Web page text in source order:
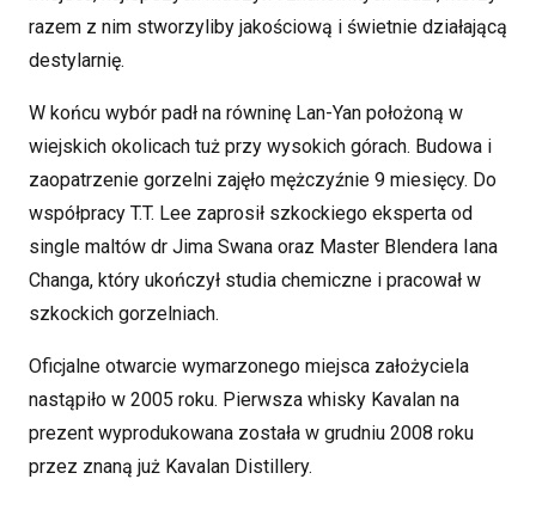
razem z nim stworzyliby jakościową i świetnie działającą
destylarnię.
W końcu wybór padł na równinę Lan-Yan położoną w
wiejskich okolicach tuż przy wysokich górach. Budowa i
zaopatrzenie gorzelni zajęło mężczyźnie 9 miesięcy. Do
współpracy T.T. Lee zaprosił szkockiego eksperta od
single maltów dr Jima Swana oraz Master Blendera Iana
Changa, który ukończył studia chemiczne i pracował w
szkockich gorzelniach.
Oficjalne otwarcie wymarzonego miejsca założyciela
nastąpiło w 2005 roku. Pierwsza whisky Kavalan na
prezent wyprodukowana została w grudniu 2008 roku
przez znaną już Kavalan Distillery.